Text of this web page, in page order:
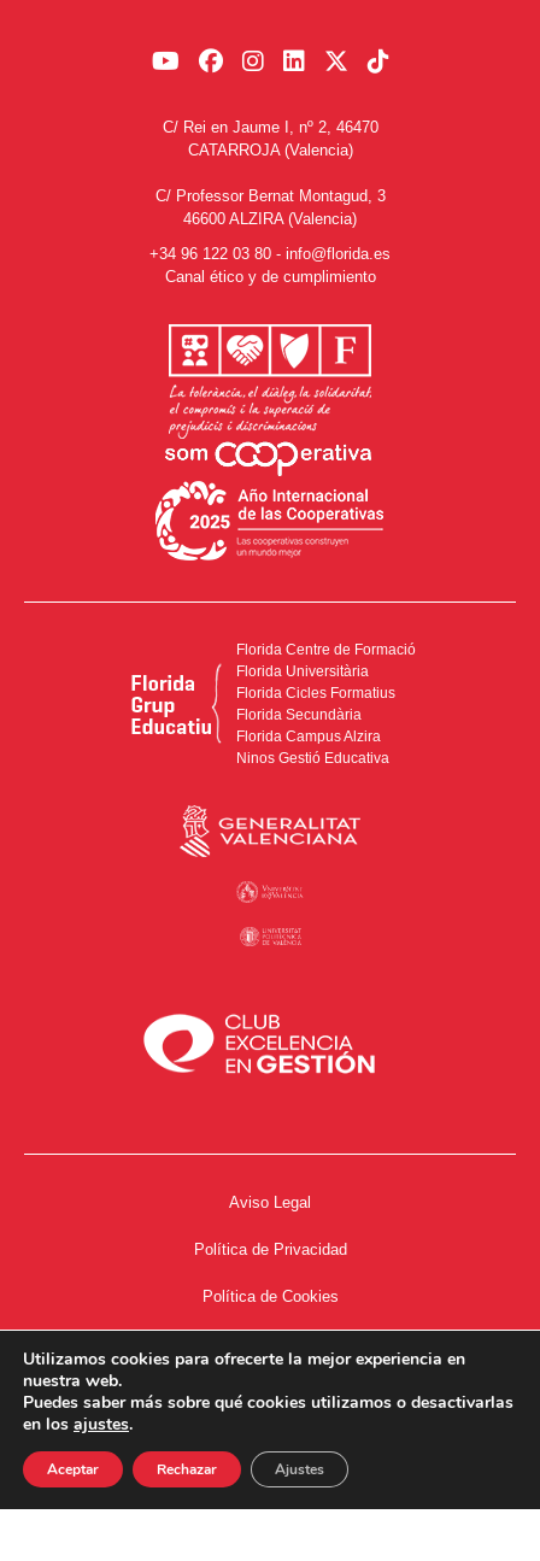
C/ Rei en Jaume I, nº 2, 46470
CATARROJA (Valencia)
C/ Professor Bernat Montagud, 3
46600 ALZIRA (Valencia)
+34 96 122 03 80 - info@florida.es
Canal ético y de cumplimiento
Florida Centre de Formació
Florida Universitària
Florida Cicles Formatius
Florida Secundària
Florida Campus Alzira
Ninos Gestió Educativa
Aviso Legal
Política de Privacidad
Política de Cookies
34667504662
Utilizamos cookies para ofrecerte la mejor experiencia en
nuestra web.
Puedes saber más sobre qué cookies utilizamos o desactivarlas
en los ajustes.
Aceptar Rechazar Ajustes